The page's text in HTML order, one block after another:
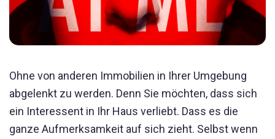
Ohne von anderen Immobilien in Ihrer Umgebung
abgelenkt zu werden. Denn Sie möchten, dass sich
ein Interessent in Ihr Haus verliebt. Dass es die
ganze Aufmerksamkeit auf sich zieht. Selbst wenn